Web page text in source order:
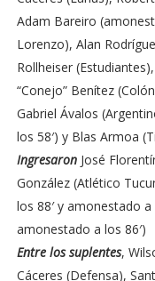
Adam Bareiro
Lorenzo), Alan
Rollheiser
“Conejo” Benítez
Gabriel Ávalos
los 58′) y Blas Armoa
IngresaronJosé
González (Atlético
los 88′ y amonestado a
amonestado a los 86′)
Entre los suplentes,
Cáceres (Defensa),